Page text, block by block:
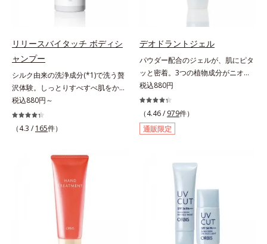
分を保ち、髪をまとまりやすく整え
りのため、顔に使用する場合は、化
とすときには洗浄料やボディ用洗浄
料を使って、ていねいに洗い流して
ください。*1 SPF50+・PA++++ オ
ルビス サンスクリーン®内ウォータ
ミセス/ハトムギ種子発酵液配合＝
保湿成分*3 保湿成分*4 乾燥など*5
カニナバラ果実エキス配合＝保湿成
清潔な指先またはお手持ちのリップ
ブラシに適量をとって、唇にやさし
清潔な肌に適量をやさしくなじませ
リリースバイタッチ ボディシ
ャンプー
シルク由来の洗浄成分(*1)で洗う贅
沢体験。しっとりすべすべ肌をかな
えるボディシャンプー。リリースバ
イタッチ ボディシャンプーふわも
こ濃密泡がからだをやさしく包み、
おいに近いシルク由来の洗浄成分
(*1)が、不要な汚れをするりと包み
込みやさしく落とします。さらにヒ
アルロン酸ナトリウムとうるおい吸
着成分(*2)配合で、保湿成分が肌に
ぴたっと密着。洗い流した後も必要
なうるおいをキープして、つっぱり
税込880円～
（4.3 / 165件）
デオドラントジェル
パウダー配合のジェルが、肌にピタ
ッと密着。3つの植物成分がニオイ
を防ぐ。気になる汗や汗ジミ、ニオ
イの対策に薬用エチケットアイテ
ム。パウダー配合のジェルが、肌に
ピタッと密着。3つの植物成分がニ
オイを防ぎ、わずかなニオイもしっ
合なので、塗った後ベタつかずお肌
はサラサラ。汗ジミの心配もありま
せん。スプレーのように音がでたり
飛び散ったりしないので、外出先で
もまわりを気にせず使えます。ジェ
ルならではの確かな効果と快適な使
いごこちのデオドラント剤です。
税込880円
（4.46 / 979件）
通販限定